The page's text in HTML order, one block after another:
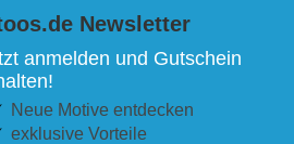
Newsletter
anmelden und Gutschein
Neue Motive entdecken
exklusive Vorteile